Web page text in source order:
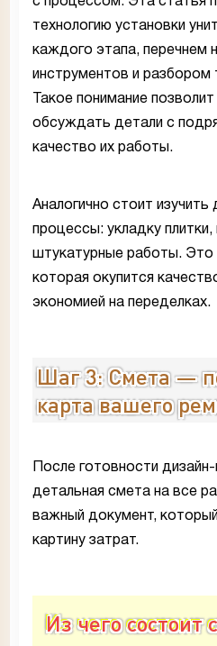
технологию установки
каждого этапа, перечнем
инструментов и разбором
Такое понимание
обсуждать детали с
качество их работы.
Аналогично стоит изучить
процессы: укладку
штукатурные работы. Это
которая окупится
экономией на переделках.
Шаг 3: Смета —
карта вашего
После готовности
детальная смета на все
важный документ,
картину затрат.
Из чего состоит